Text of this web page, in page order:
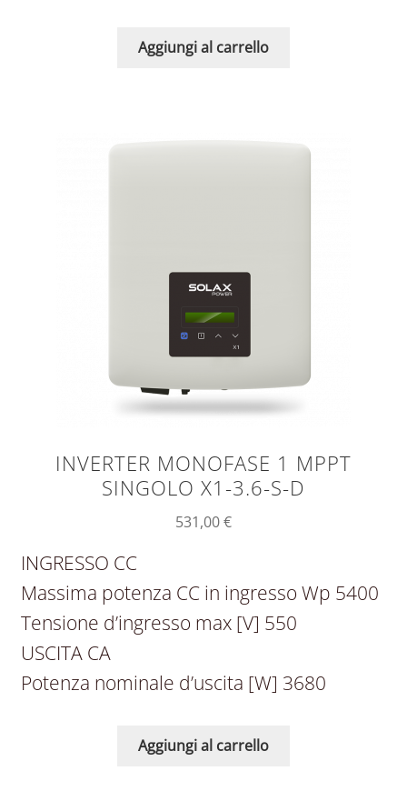
Aggiungi al carrello
INVERTER MONOFASE 1 MPPT
SINGOLO X1-3.6-S-D
531,00€
INGRESSO CC
Massima potenza CC in ingresso Wp 5400
Tensione d’ingresso max [V] 550
USCITA CA
Potenza nominale d’uscita [W] 3680
Aggiungi al carrello